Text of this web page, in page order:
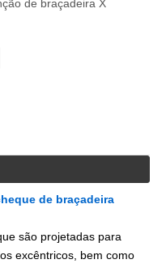
de braçadeira X
de braçadeira
são projetadas para
excêntricos, bem como